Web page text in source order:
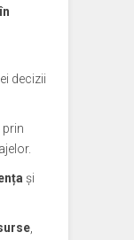
decizii
prin
și
,